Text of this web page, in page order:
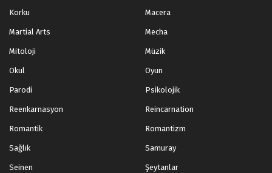
Korku Macera
Martial Arts Mecha
Mitoloji Müzik
Okul Oyun
Parodi Psikolojik
Reenkarnasyon Reincarnation
Romantik Romantizm
Sağlık Samuray
Seinen Şeytanlar